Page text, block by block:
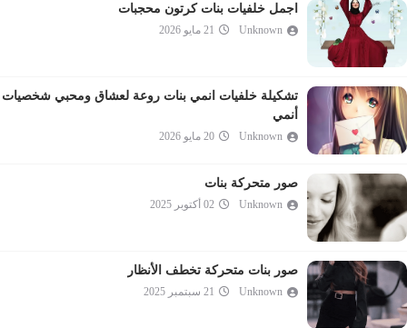
اجمل خلفيات بنات كرتون محجبات
Unknown 21 مايو 2026
تشكيلة خلفيات انمي بنات روعة لعشاق ومحبي شخصيات
أنمي
Unknown 20 مايو 2026
صور متحركة بنات
Unknown 02 أكتوبر 2025
صور بنات متحركة تخطف الأنظار
Unknown 21 سبتمبر 2025